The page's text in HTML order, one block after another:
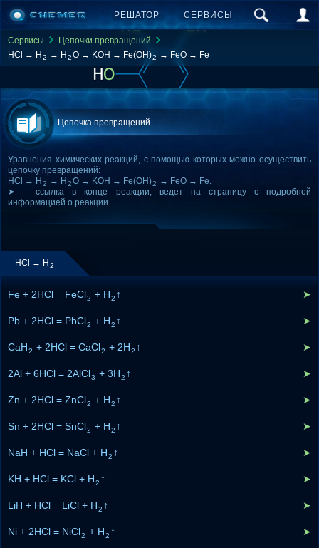
РЕШАТОР СЕРВИСЫ
Сервисы
Цепочки превращений
HCl → H 2 → H 2O → KOH → Fe(OH)2 → FeO → Fe
Цепочка превращений
Уравнения химических реакций, с помощью которых можно осуществить
цепочку превращений:
HCl → H 2 → H 2O → KOH → Fe(OH)2
→ FeO → Fe.
➤ – ссылка в конце реакции, ведет на страницу с подробной
информацией о реакции.
HCl → H 2
Fe + 2HCl = FeCl2 + H2 ↑ ➤
Pb + 2HCl = PbCl2 + H2 ↑ ➤
CaH2 + 2HCl = CaCl2 + 2H2 ↑ ➤
2Al + 6HCl = 2AlCl3 + 3H2 ↑ ➤
Zn + 2HCl = ZnCl2 + H2 ↑ ➤
Sn + 2HCl = SnCl2 + H2 ↑ ➤
NaH + HCl = NaCl + H2 ↑ ➤
KH + HCl = KCl + H2 ↑ ➤
LiH + HCl = LiCl + H2 ↑ ➤
Ni + 2HCl = NiCl2 + H2 ↑ ➤